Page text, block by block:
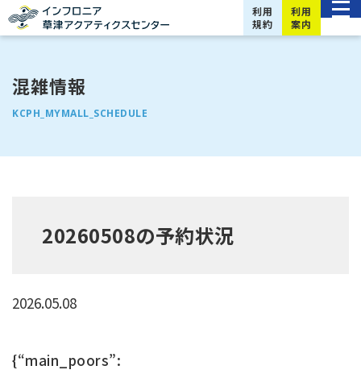
利用
規約
利用
案内
KCPH_MYMALL_SCHEDULE
混雑情報
20260508の予約状況
2026.05.08
{“main_poors”: